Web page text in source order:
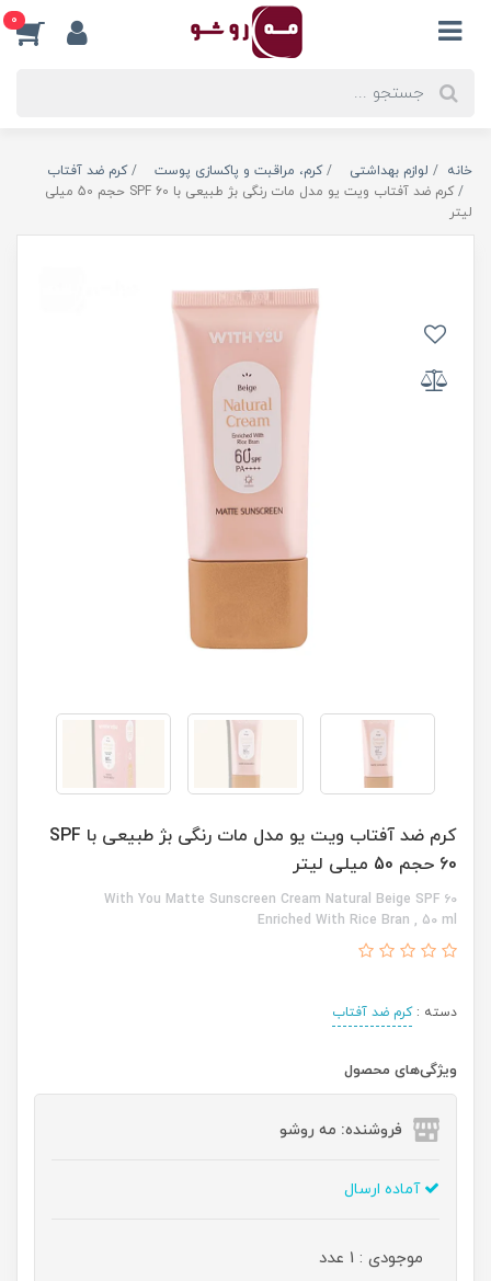
0
خانه لوازم بهداشتی کرم، مراقبت و پاکسازی پوست
کرم ضد آفتاب
کرم ضد آفتاب ویت یو مدل مات رنگی بژ طبیعی با SPF 60 حجم 50 میلی
لیتر
کرم ضد آفتاب ویت یو مدل مات رنگی بژ طبیعی با SPF
60 حجم 50 میلی لیتر
With You Matte Sunscreen Cream Natural Beige SPF ۶۰
Enriched With Rice Bran , 50 ml
دسته :کرم ضد آفتاب
ویژگی‌های محصول
فروشنده: مه رو‌شو
آماده ارسال
موجودی : 1 عدد